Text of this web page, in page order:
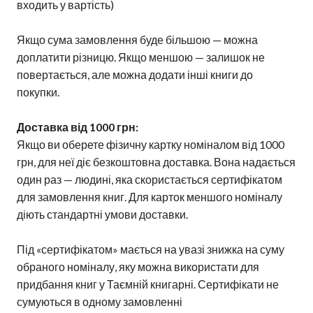
входить у вартість)
Якщо сума замовлення буде більшою — можна
доплатити різницю. Якщо меншою — залишок не
повертається, але можна додати інші книги до
покупки.
Доставка від 1000 грн:
Якщо ви оберете фізичну картку номіналом від 1000
грн, для неї діє безкоштовна доставка. Вона надається
один раз — людині, яка скористається сертифікатом
для замовлення книг. Для карток меншого номіналу
діють стандартні умови доставки.
Під «сертифікатом» мається на увазі знижка на суму
обраного номіналу, яку можна використати для
придбання книг у Таємній книгарні. Сертифікати не
сумуються в одному замовленні